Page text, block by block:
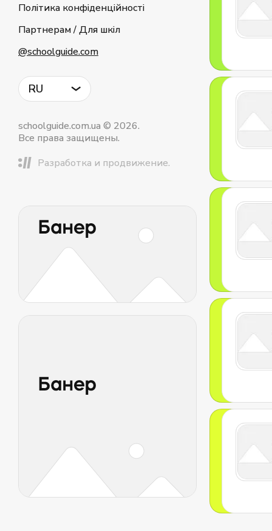
Політика конфіденційності
Партнерам / Для шкіл
@schoolguide.com
RU
schoolguide.com.ua © 2026.
Все права защищены.
Разработка и продвижение.